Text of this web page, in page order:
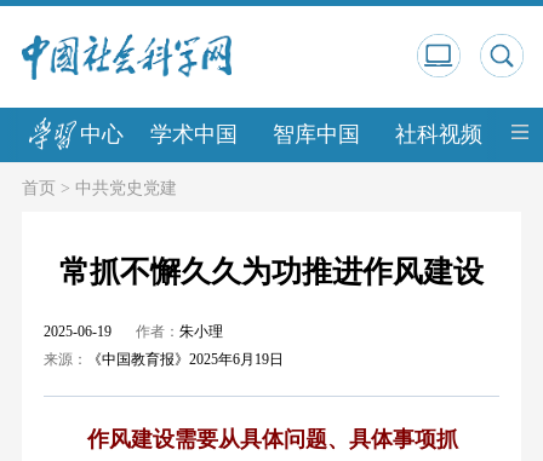
中心 学术中国 智库中国 社科视频 中
首页> 中共党史党建
常抓不懈久久为功推进作风建设
2025-06-19 作者： 朱小理
来源：
《中国教育报》2025年6月19日
作风建设需要从具体问题、具体事项抓